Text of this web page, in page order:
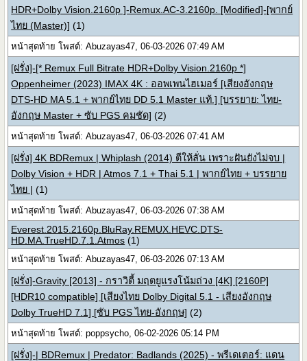
HDR+Dolby Vision.2160p ]-Remux.AC-3.2160p. [Modified]-[พากย์
ไทย (Master)] (1)
หน้าสุดท้าย โพสต์: Abuzayas47, 06-03-2026 07:49 AM
[ฝรั่ง]-[* Remux Full Bitrate HDR+Dolby Vision.2160p *]
Oppenheimer (2023) IMAX 4K : ออพเพนไฮเมอร์ [เสียงอังกฤษ
DTS-HD MA 5.1 + พากย์ไทย DD 5.1 Master แท้.] [บรรยาย: ไทย-
อังกฤษ Master + ซับ PGS คมชัด] (2)
หน้าสุดท้าย โพสต์: Abuzayas47, 06-03-2026 07:41 AM
[ฝรั่ง] 4K BDRemux | Whiplash (2014) ตีให้ลั่น เพราะฝันยังไม่จบ |
Dolby Vision + HDR | Atmos 7.1 + Thai 5.1 | พากย์ไทย + บรรยาย
ไทย | (1)
หน้าสุดท้าย โพสต์: Abuzayas47, 06-03-2026 07:38 AM
Everest.2015.2160p.BluRay.REMUX.HEVC.DTS-
HD.MA.TrueHD.7.1.Atmos (1)
หน้าสุดท้าย โพสต์: Abuzayas47, 06-03-2026 07:13 AM
[ฝรั่ง]-Gravity [2013] - กราวิตี้ มฤตยูแรงโน้มถ่วง [4K] [2160P]
[HDR10 compatible] [เสียงไทย Dolby Digital 5.1 - เสียงอังกฤษ
Dolby TrueHD 7.1] [ซับ PGS ไทย-อังกฤษ] (2)
หน้าสุดท้าย โพสต์: poppsycho, 06-02-2026 05:14 PM
[ฝรั่ง]-| BDRemux | Predator: Badlands (2025) - พรีเดเตอร์: แดน